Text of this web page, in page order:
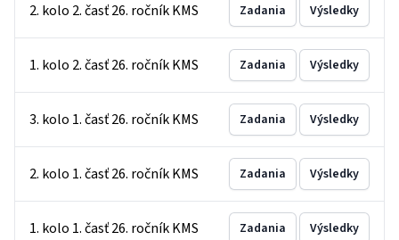
2. kolo 2. časť 26. ročník KMS Zadania Výsledky
1. kolo 2. časť 26. ročník KMS Zadania Výsledky
3. kolo 1. časť 26. ročník KMS Zadania Výsledky
2. kolo 1. časť 26. ročník KMS Zadania Výsledky
1. kolo 1. časť 26. ročník KMS Zadania Výsledky